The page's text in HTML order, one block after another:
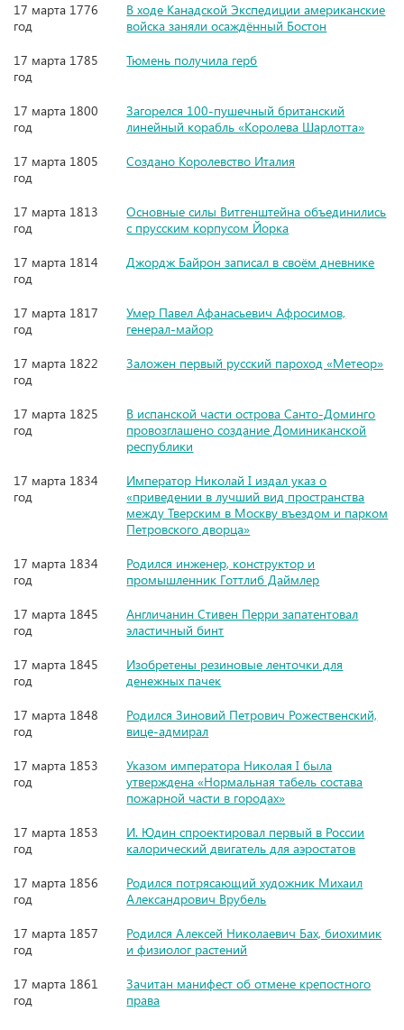
17 марта 1776
год
В ходе Канадской Экспедиции американские
войска заняли осаждённый Бостон
17 марта 1785
год
Тюмень получила герб
17 марта 1800
год
Загорелся 100-пушечный британский
линейный корабль «Королева Шарлотта»
17 марта 1805
год
Создано Королевство Италия
17 марта 1813
год
Основные силы Витгенштейна объединились
с прусским корпусом Йорка
17 марта 1814
год
Джордж Байрон записал в своём дневнике
17 марта 1817
год
Умер Павел Афанасьевич Афросимов,
генерал-майор
17 марта 1822
год
Заложен первый русский пароход «Метеор»
17 марта 1825
год
В испанской части острова Санто-Доминго
провозглашено создание Доминиканской
республики
17 марта 1834
год
Император Николай I издал указ о
«приведении в лучший вид пространства
между Тверским в Москву въездом и парком
Петровского дворца»
17 марта 1834
год
Родился инженер, конструктор и
промышленник Готтлиб Даймлер
17 марта 1845
год
Англичанин Стивен Перри запатентовал
эластичный бинт
17 марта 1845
год
Изобретены резиновые ленточки для
денежных пачек
17 марта 1848
год
Родился Зиновий Петрович Рожественский,
вице-адмирал
17 марта 1853
год
Указом императора Николая I была
утверждена «Нормальная табель состава
пожарной части в городах»
17 марта 1853
год
И. Юдин спроектировал первый в России
калорический двигатель для аэростатов
17 марта 1856
год
Родился потрясающий художник Михаил
Александрович Врубель
17 марта 1857
год
Родился Алексей Николаевич Бах, биохимик
и физиолог растений
17 марта 1861
год
Зачитан манифест об отмене крепостного
права